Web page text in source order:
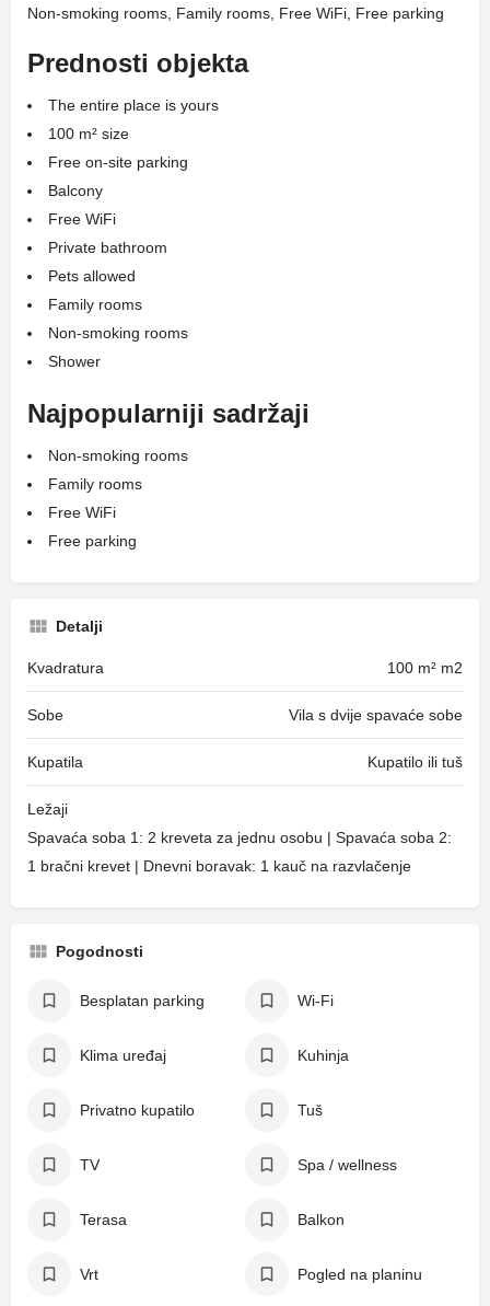
Non-smoking rooms, Family rooms, Free WiFi, Free parking
Prednosti objekta
The entire place is yours
100 m² size
Free on-site parking
Balcony
Free WiFi
Private bathroom
Pets allowed
Family rooms
Non-smoking rooms
Shower
Najpopularniji sadržaji
Non-smoking rooms
Family rooms
Free WiFi
Free parking
Detalji
Kvadratura 100 m² m2
Sobe Vila s dvije spavaće sobe
Kupatila Kupatilo ili tuš
Ležaji
Spavaća soba 1: 2 kreveta za jednu osobu | Spavaća soba 2:
1 bračni krevet | Dnevni boravak: 1 kauč na razvlačenje
Pogodnosti
Besplatan parking Wi-Fi
Klima uređaj Kuhinja
Privatno kupatilo Tuš
TV Spa / wellness
Terasa Balkon
Vrt Pogled na planinu